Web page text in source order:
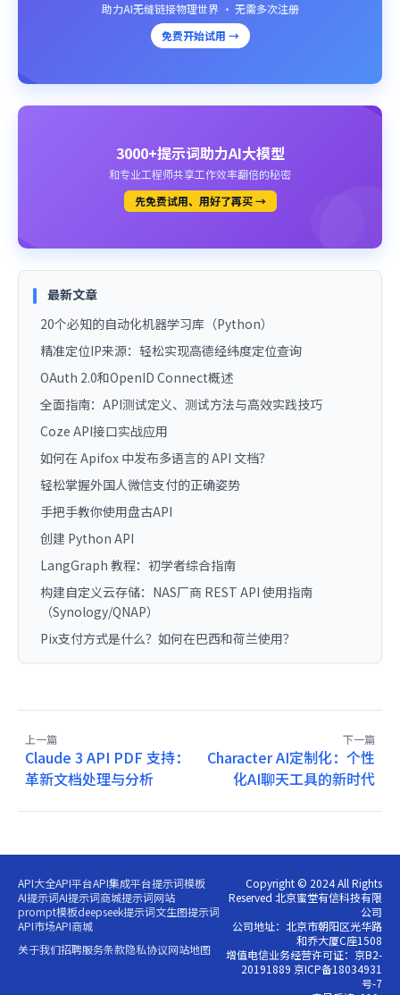
助力AI无缝链接物理世界 · 无需多次注册
免费开始试用 →
3000+提示词助力AI大模型
和专业工程师共享工作效率翻倍的秘密
先免费试用、用好了再买 →
最新文章
20个必知的自动化机器学习库（Python）
精准定位IP来源：轻松实现高德经纬度定位查询
OAuth 2.0和OpenID Connect概述
全面指南：API测试定义、测试方法与高效实践技巧
Coze API接口实战应用
如何在 Apifox 中发布多语言的 API 文档？
轻松掌握外国人微信支付的正确姿势
手把手教你使用盘古API
创建 Python API
LangGraph 教程：初学者综合指南
构建自定义云存储：NAS厂商 REST API 使用指南
（Synology/QNAP）
Pix支付方式是什么？如何在巴西和荷兰使用？
上一篇
Claude 3 API PDF 支持：
革新文档处理与分析
下一篇
Character AI定制化：个性
化AI聊天工具的新时代
API大全API平台API集成平台提示词模板
AI提示词AI提示词商城提示词网站
prompt模板deepseek提示词文生图提示词
API市场API商城
关于我们招聘服务条款隐私协议网站地图
Copyright © 2024 All Rights
Reserved 北京蜜堂有信科技有限
公司
公司地址：北京市朝阳区光华路
和乔大厦C座1508
增值电信业务经营许可证：京B2-
20191889 京ICP备18034931
号-7